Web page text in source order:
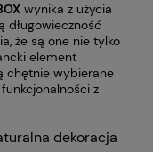
wynika z użycia
długowieczność
że są one nie tylko
element
chętnie wybierane
z
dekoracja